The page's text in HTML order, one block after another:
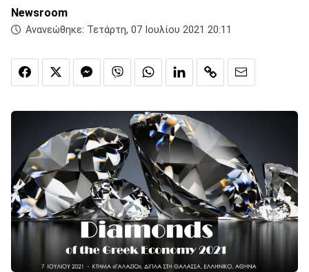
Newsroom
Ανανεώθηκε: Τετάρτη, 07 Ιουλίου 2021 20:11